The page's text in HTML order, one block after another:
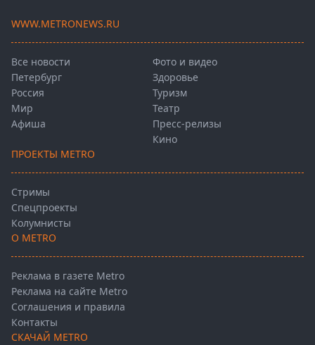
WWW.METRONEWS.RU
Все новости
Петербург
Россия
Мир
Афиша
Фото и видео
Здоровье
Туризм
Театр
Пресс-релизы
Кино
ПРОЕКТЫ METRO
Стримы
Спецпроекты
Колумнисты
О METRO
Реклама в газете Metro
Реклама на сайте Metro
Соглашения и правила
Контакты
СКАЧАЙ METRO